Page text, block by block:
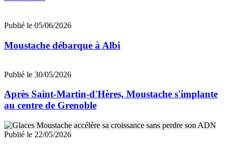
Publié le 05/06/2026
Moustache débarque à Albi
Publié le 30/05/2026
Après Saint-Martin-d'Hères, Moustache s'implante
au centre de Grenoble
Publié le 22/05/2026